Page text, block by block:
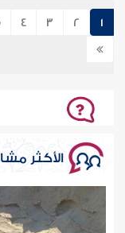
247720
الخطبة الأولى الحمد
ملكوت كل شيء، يقلب
معقب لحكمه، ولا راد
247753
عُودوا إلى ربكم
1
2
3
4
الأكثر